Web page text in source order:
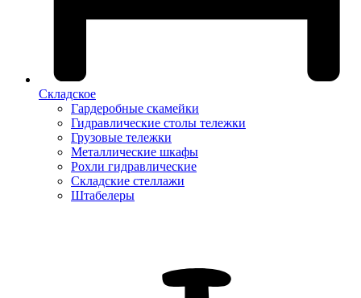
Складское
Гардеробные скамейки
Гидравлические столы тележки
Грузовые тележки
Металлические шкафы
Рохли гидравлические
Складские стеллажи
Штабелеры